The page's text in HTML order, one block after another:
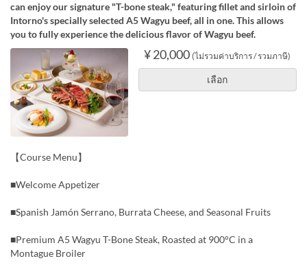
can enjoy our signature "T-bone steak," featuring fillet and sirloin of
Intorno's specially selected A5 Wagyu beef, all in one. This allows
you to fully experience the delicious flavor of Wagyu beef.
¥ 20,000 (ไม่รวมค่าบริการ / รวมภาษี)
เลือก
【Course Menu】
■Welcome Appetizer
■Spanish Jamón Serrano, Burrata Cheese, and Seasonal Fruits
■Premium A5 Wagyu T-Bone Steak, Roasted at 900°C in a
Montague Broiler